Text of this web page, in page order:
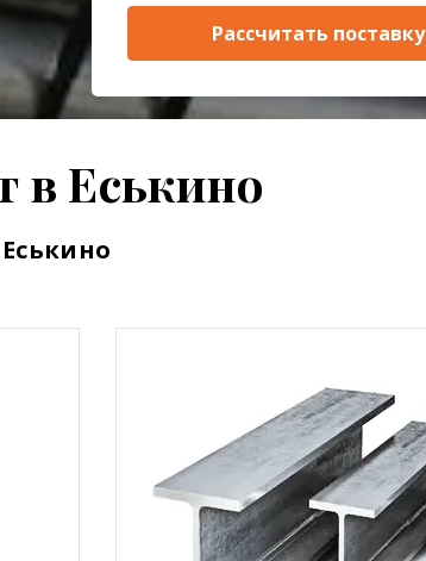
Рассчитать поставку
в Еськино